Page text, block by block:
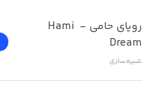
رویای حامی - Hami
Dream
شبیه‌سازی